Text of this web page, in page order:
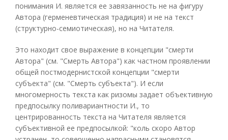
понимания И. является ее завязанность не на фигуру
Автора (герменевтическая традиция) и не на текст
(структурно-семиотическая), но на Читателя.
Это находит свое выражение в концепции "смерти
Автора" (см. "Смерть Автора") как частном проявлении
общей постмодернистской концепции "смерти
субъекта" (см. "Смерть субъекта"). И если
многомерность текста как ризомы задает объективную
предпосылку поливариантности И., то
центрированность текста на Читателя является
субъективной ее предпосылкой: "коль скоро Автор